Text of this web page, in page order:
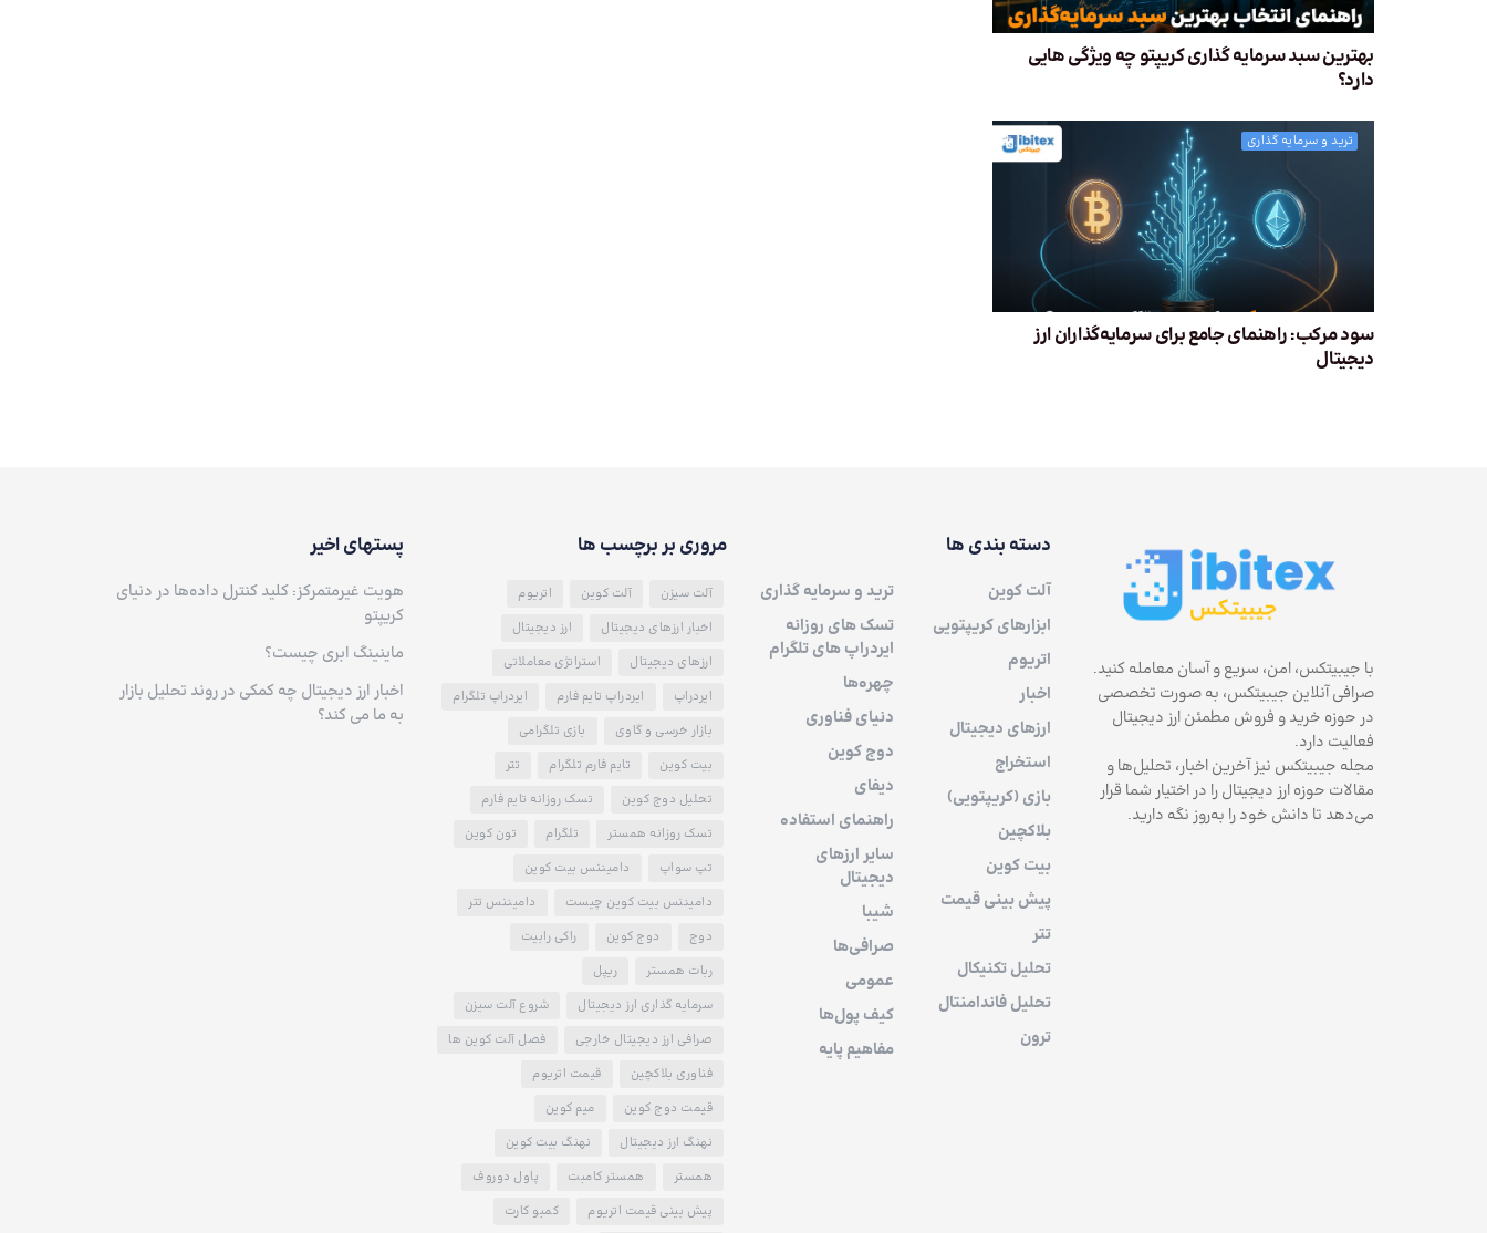
بهترین سبد سرمایه گذاری کریپتو چه ویژگی هایی
دارد؟
ترید و سرمایه گذاری
سود مرکب: راهنمای جامع برای سرمایه‌گذاران ارز
دیجیتال
با جیبیتکس، امن، سریع و آسان معامله کنید.
صرافی آنلاین جیبیتکس، به صورت تخصصی
در حوزه خرید و فروش مطمئن ارز دیجیتال
فعالیت دارد.
مجله جیبیتکس نیز آخرین اخبار، تحلیل‌ها و
مقالات حوزه ارز دیجیتال را در اختیار شما قرار
می‌دهد تا دانش خود را به‌روز نگه دارید.
دسته بندی ها
آلت کوین
ابزارهای کریپتویی
اتریوم
اخبار
ارزهای دیجیتال
استخراج
بازی (کریپتویی)
بلاکچین
بیت کوین
پیش بینی قیمت
تتر
تحلیل تکنیکال
تحلیل فاندامنتال
ترون
ترید و سرمایه گذاری
تسک های روزانه
ایردراپ های تلگرام
چهره‌ها
دنیای فناوری
دوج کوین
دیفای
راهنمای استفاده
سایر ارزهای
دیجیتال
شیبا
صرافی‌ها
عمومی
کیف پول‌ها
مفاهیم پایه
مروری بر برچسب ها
آلت سیزن آلت کوین
اتریوم
اخبار ارزهای دیجیتال
ارز دیجیتال
ارزهای دیجیتال
استراتژی معاملاتی
ایردراپ
ایردراپ تایم فارم
ایردراپ تلگرام
بازار خرسی و گاوی
بازی تلگرامی
بیت کوین
تایم فارم تلگرام
تتر
تحلیل دوج کوین
تسک روزانه تایم فارم
تسک روزانه همستر
تلگرام
تون کوین
تپ سواپ
دامیننس بیت کوین
دامیننس بیت کوین چیست
دامیننس تتر
دوج
دوج کوین
راکی رابیت
ربات همستر
ریپل
سرمایه گذاری ارز دیجیتال
شروع آلت سیزن
صرافی ارز دیجیتال خارجی
فصل آلت کوین ها
فناوری بلاکچین
قیمت اتریوم
قیمت دوج کوین
میم کوین
نهنگ ارز دیجیتال
نهنگ بیت کوین
همستر
همستر کامبت
پاول دوروف
پیش بینی قیمت اتریوم
کمبو کارت
پستهای اخیر
هویت غیرمتمرکز: کلید کنترل داده‌ها در دنیای
کریپتو
ماینینگ ابری چیست؟
اخبار ارز دیجیتال چه کمکی در روند تحلیل بازار
به ما می کند؟